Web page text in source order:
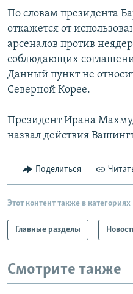
По словам президента
откажется от
арсеналов против
соблюдающих
Данный пункт не
Северной Корее.
Президент Ирана
назвал действия
Поделиться
Этот контент также в категориях
Главные разделы
Смотрите также